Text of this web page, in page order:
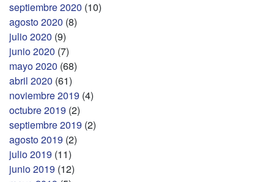
septiembre 2020 (10)
agosto 2020 (8)
julio 2020 (9)
junio 2020 (7)
mayo 2020 (68)
abril 2020 (61)
noviembre 2019 (4)
octubre 2019 (2)
septiembre 2019 (2)
agosto 2019 (2)
julio 2019 (11)
junio 2019 (12)